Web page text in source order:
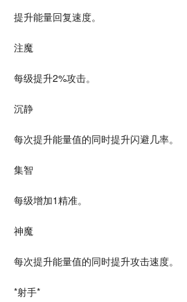
提升能量回复速度。
注魔
每级提升2%攻击。
沉静
每次提升能量值的同时提升闪避几率。
集智
每级增加1精准。
神魔
每次提升能量值的同时提升攻击速度。
*射手*